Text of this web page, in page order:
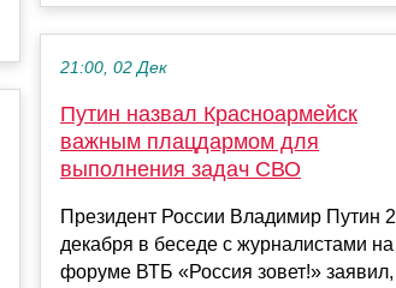
21:00, 02 Дек
Путин назвал Красноармейск
важным плацдармом для
выполнения задач СВО
Президент России Владимир Путин 2
декабря в беседе с журналистами на
форуме ВТБ «Россия зовет!» заявил,